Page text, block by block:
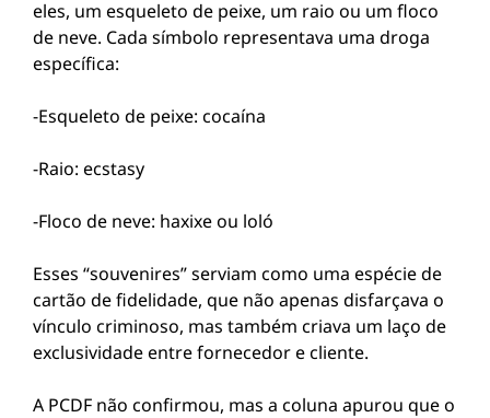
eles, um esqueleto de peixe, um raio ou um floco
de neve. Cada símbolo representava uma droga
específica:
-Esqueleto de peixe: cocaína
-Raio: ecstasy
-Floco de neve: haxixe ou loló
Esses “souvenires” serviam como uma espécie de
cartão de fidelidade, que não apenas disfarçava o
vínculo criminoso, mas também criava um laço de
exclusividade entre fornecedor e cliente.
A PCDF não confirmou, mas a coluna apurou que o